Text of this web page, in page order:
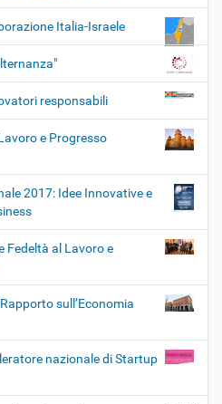
Italia-Israele
responsabili
e Progresso
2017: Idee Innovative e
Fedeltà al Lavoro e
sull’Economia
nazionale di Startup